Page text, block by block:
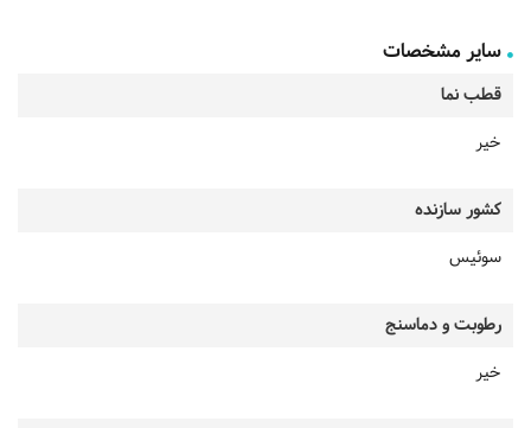
سایر مشخصات
قطب نما
خیر
کشور سازنده
سوئیس
رطوبت و دماسنج
خیر